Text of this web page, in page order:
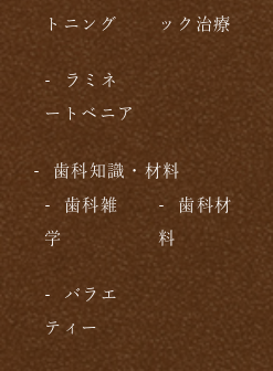
トニング
ック治療
ラミネ
ートベニア
歯科知識・材料
歯科雑
学
歯科材
料
バラエ
ティー